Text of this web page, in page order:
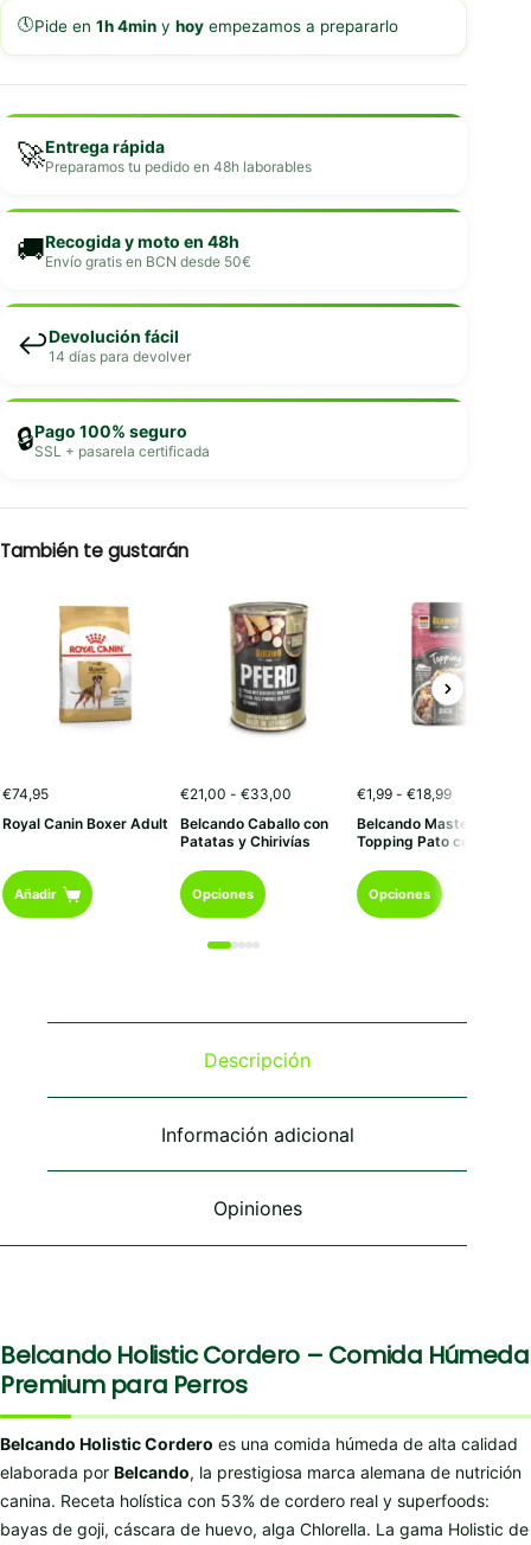
🕔Pide en 1h 4min y hoy empezamos a prepararlo
🚀Entrega rápida
Preparamos tu pedido en 48h laborables
🚚Recogida y moto en 48h
Envío gratis en BCN desde 50€
↩️Devolución fácil
14 días para devolver
🔒Pago 100% seguro
SSL + pasarela certificada
También te gustarán
€74,95
Royal Canin Boxer Adult
Añadir
€21,00 - €33,00Rango
precios:
desde
Belcando Caballo con
Patatas y Chirivías
Opciones
Este
producto
múltiples
opciones
pueden
elegir
la
página
producto
€1,99 - €18,99Rango
precios:
desde
Belcando Mastercraft
Topping Pato con
Opciones
Este
producto
opciones
elegir
página
Descripción
Información adicional
Opiniones
Belcando Holistic Cordero – Comida Húmeda
Premium para Perros
Belcando Holistic Cordero es una comida húmeda de alta calidad
elaborada por Belcando, la prestigiosa marca alemana de nutrición
canina. Receta holística con 53% de cordero real y superfoods:
bayas de goji, cáscara de huevo, alga Chlorella. La gama Holistic de